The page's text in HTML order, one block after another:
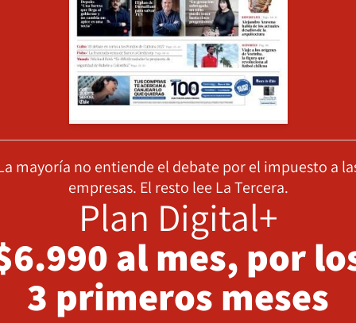
mayoría no entiende el debate por el impuesto a
empresas. El resto lee La Tercera.
Plan Digital+
al mes, por
3 primeros meses